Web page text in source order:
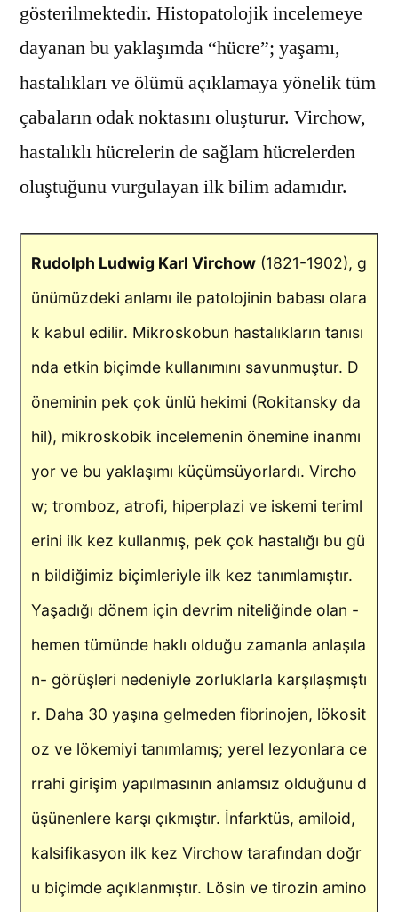
gösterilmektedir. Histopatolojik incelemeye
dayanan bu yaklaşımda “hücre”; yaşamı,
hastalıkları ve ölümü açıklamaya yönelik tüm
çabaların odak noktasını oluşturur. Virchow,
hastalıklı hücrelerin de sağlam hücrelerden
oluştuğunu vurgulayan ilk bilim adamıdır.
Rudolph Ludwig Karl Virchow (1821-1902), g
ünümüzdeki anlamı ile patolojinin babası olara
k kabul edilir. Mikroskobun hastalıkların tanısı
nda etkin biçimde kullanımını savunmuştur. D
öneminin pek çok ünlü hekimi (Rokitansky da
hil), mikroskobik incelemenin önemine inanmı
yor ve bu yaklaşımı küçümsüyorlardı. Vircho
w; tromboz, atrofi, hiperplazi ve iskemi teriml
erini ilk kez kullanmış, pek çok hastalığı bu gü
n bildiğimiz biçimleriyle ilk kez tanımlamıştır.
Yaşadığı dönem için devrim niteliğinde olan -
hemen tümünde haklı olduğu zamanla anlaşıla
n- görüşleri nedeniyle zorluklarla karşılaşmıştı
r. Daha 30 yaşına gelmeden fibrinojen, lökosit
oz ve lökemiyi tanımlamış; yerel lezyonlara ce
rrahi girişim yapılmasının anlamsız olduğunu d
üşünenlere karşı çıkmıştır. İnfarktüs, amiloid,
kalsifikasyon ilk kez Virchow tarafından doğr
u biçimde açıklanmıştır. Lösin ve tirozin amino